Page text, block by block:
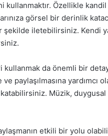
Özellikle
görsel bir derinlik
iletebilirsiniz. Kendi
kullanmak da önemli bir
paylaşılmasına yardımcı
Müzik,
etkili bir yolu